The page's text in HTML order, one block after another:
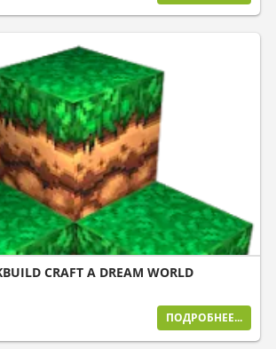
CRAFT A DREAM WORLD
ПОДРОБНЕЕ...